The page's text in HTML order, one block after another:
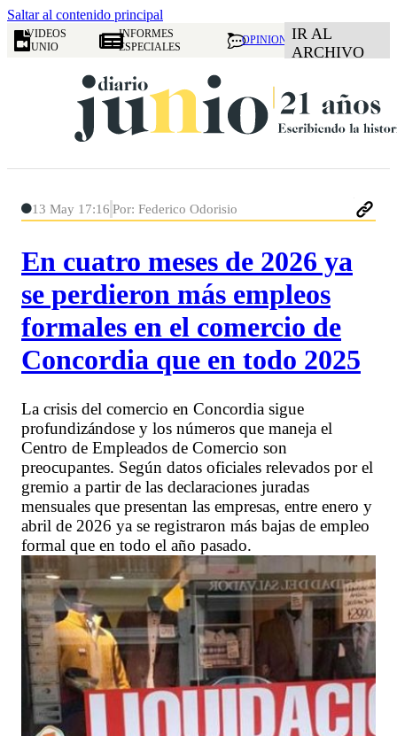
Saltar al contenido principal
VIDEOS
JUNIO
INFORMES
ESPECIALES
OPINION IR AL
ARCHIVO
13 May 17:16 Por: Federico Odorisio
En cuatro meses de 2026 ya
se perdieron más empleos
formales en el comercio de
Concordia que en todo 2025
La crisis del comercio en Concordia sigue
profundizándose y los números que maneja el
Centro de Empleados de Comercio son
preocupantes. Según datos oficiales relevados por el
gremio a partir de las declaraciones juradas
mensuales que presentan las empresas, entre enero y
abril de 2026 ya se registraron más bajas de empleo
formal que en todo el año pasado.